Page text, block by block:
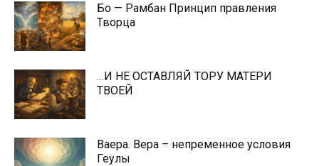
Бо — Рамбан Принцип правления
Творца
…И НЕ ОСТАВЛЯЙ ТОРУ МАТЕРИ
ТВОЕЙ
Ваера. Вера – непременное условия
Геулы